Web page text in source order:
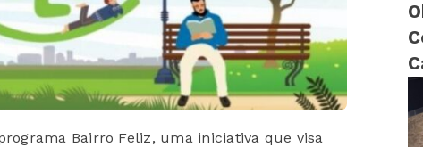
Bairro Feliz, uma iniciativa que visa